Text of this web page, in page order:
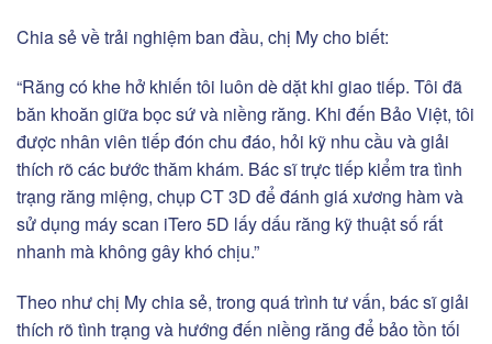
Chia sẻ về trải nghiệm ban đầu, chị My cho biết:
“Răng có khe hở khiến tôi luôn dè dặt khi giao tiếp. Tôi đã
băn khoăn giữa bọc sứ và niềng răng. Khi đến Bảo Việt, tôi
được nhân viên tiếp đón chu đáo, hỏi kỹ nhu cầu và giải
thích rõ các bước thăm khám. Bác sĩ trực tiếp kiểm tra tình
trạng răng miệng, chụp CT 3D để đánh giá xương hàm và
sử dụng máy scan iTero 5D lấy dấu răng kỹ thuật số rất
nhanh mà không gây khó chịu.”
Theo như chị My chia sẻ, trong quá trình tư vấn, bác sĩ giải
thích rõ tình trạng và hướng đến niềng răng để bảo tồn tối